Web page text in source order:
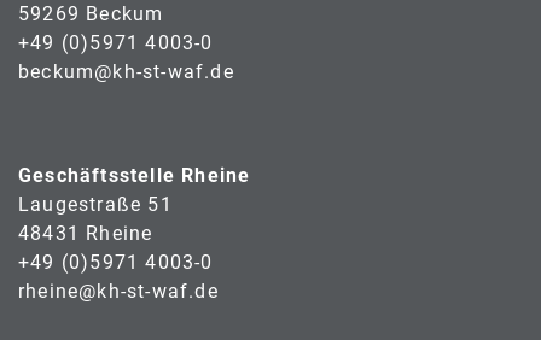
59269 Beckum
+49 (0)5971 4003-0
beckum@kh-st-waf.de
Geschäftsstelle Rheine
Laugestraße 51
48431 Rheine
+49 (0)5971 4003-0
rheine@kh-st-waf.de